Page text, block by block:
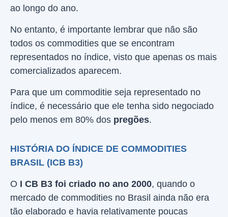
ao longo do ano.
No entanto, é importante lembrar que não são
todos os commodities que se encontram
representados no índice, visto que apenas os mais
comercializados aparecem.
Para que um commoditie seja representado no
índice, é necessário que ele tenha sido negociado
pelo menos em 80% dos pregões.
HISTÓRIA DO ÍNDICE DE COMMODITIES
BRASIL (ICB B3)
O I CB B3 foi criado no ano 2000, quando o
mercado de commodities no Brasil ainda não era
tão elaborado e havia relativamente poucas